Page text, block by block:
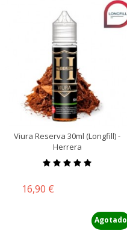
Viura Reserva 30ml (Longfill) -
Herrera
Precio
16,90 €
Agotado